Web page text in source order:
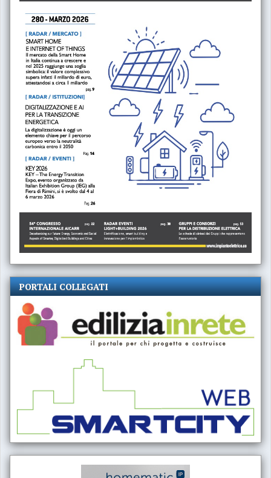
PORTALI COLLEGATI